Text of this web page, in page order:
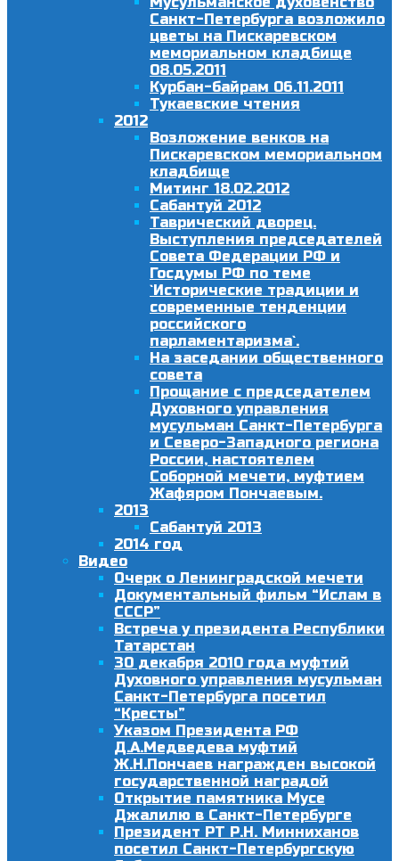
Санкт-Петербурга возложило
цветы на Пискаревском
мемориальном кладбище
08.05.2011
Курбан-байрам 06.11.2011
Тукаевские чтения
2012
Возложение венков на
Пискаревском мемориальном
кладбище
Митинг 18.02.2012
Сабантуй 2012
Таврический дворец.
Выступления председателей
Совета Федерации РФ и
Госдумы РФ по теме
`Исторические традиции и
современные тенденции
российского
парламентаризма`.
На заседании общественного
совета
Прощание с председателем
Духовного управления
мусульман Санкт-Петербурга
и Северо-Западного региона
России, настоятелем
Соборной мечети, муфтием
Жафяром Пончаевым.
2013
Сабантуй 2013
2014 год
Видео
Очерк о Ленинградской мечети
Документальный фильм “Ислам в
СССР”
Встреча у президента Республики
Татарстан
30 декабря 2010 года муфтий
Духовного управления мусульман
Санкт-Петербурга посетил
“Кресты”
Указом Президента РФ
Д.А.Медведева муфтий
Ж.Н.Пончаев награжден высокой
государственной наградой
Открытие памятника Мусе
Джалилю в Санкт-Петербурге
Президент РТ Р.Н. Минниханов
посетил Санкт-Петербургскую